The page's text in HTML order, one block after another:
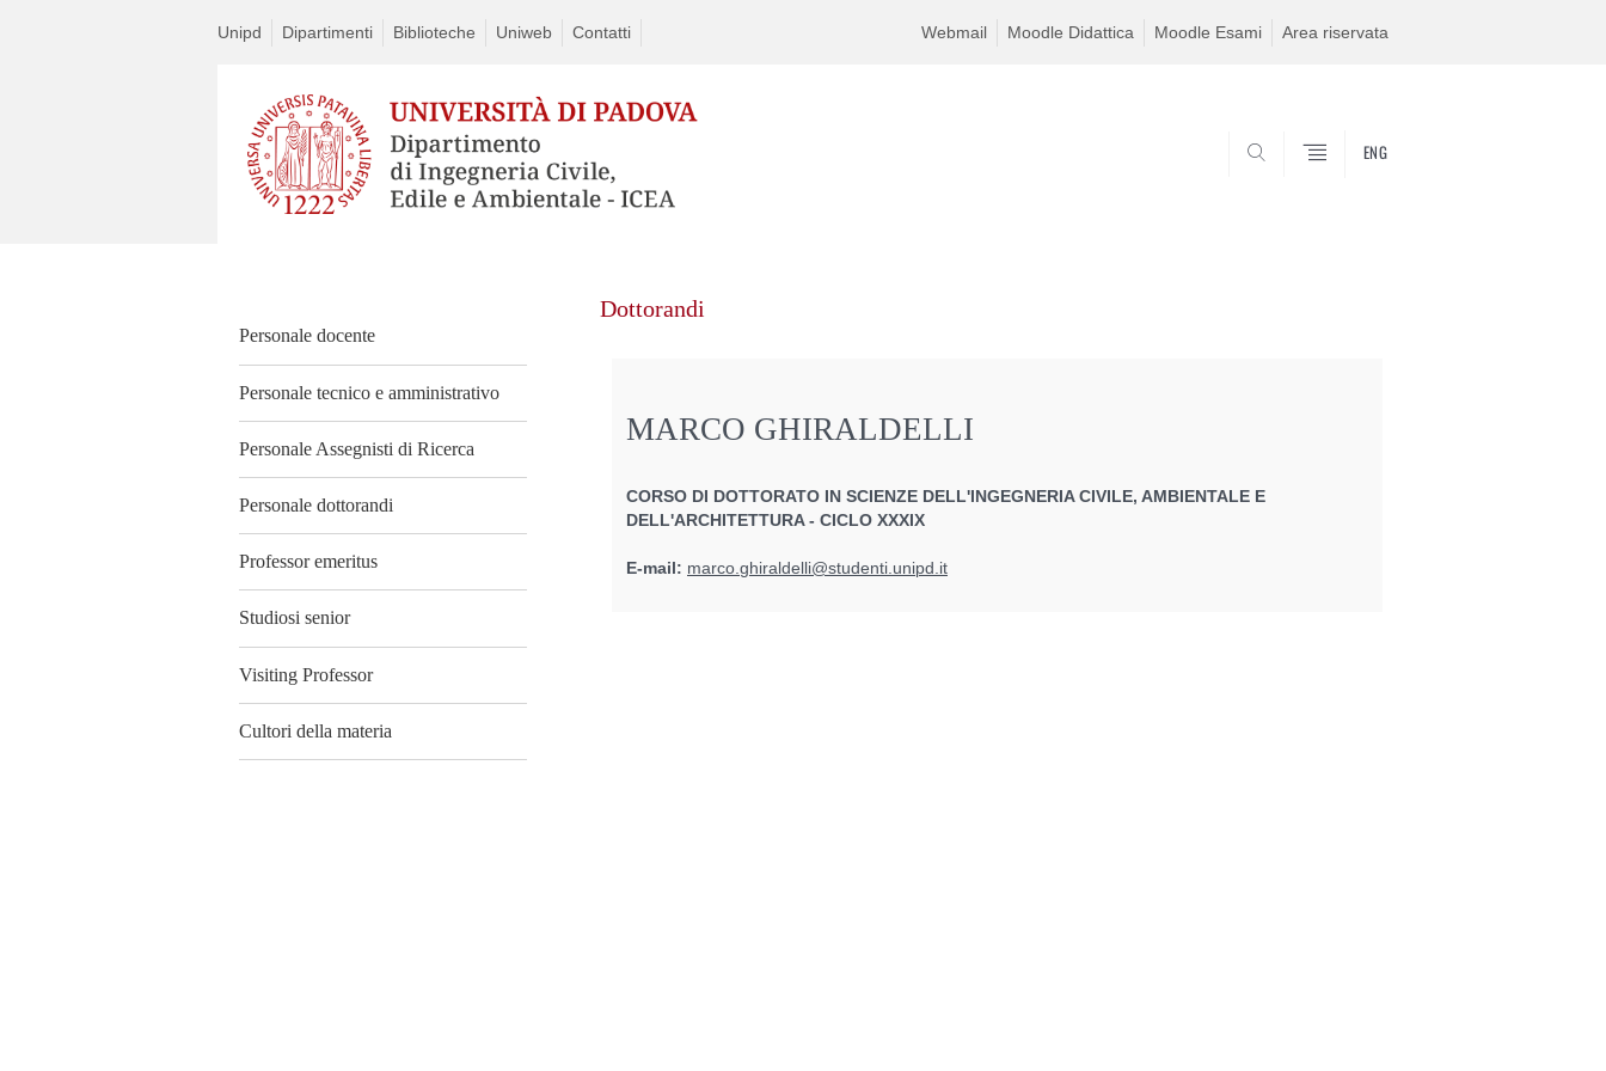
Unipd Dipartimenti Biblioteche Uniweb Contatti Webmail Moodle Didattica Moodle Esami Area riservata
ENG
Personale docente
Personale tecnico e amministrativo
Personale Assegnisti di Ricerca
Personale dottorandi
Professor emeritus
Studiosi senior
Visiting Professor
Cultori della materia
Dottorandi
MARCO GHIRALDELLI
CORSO DI DOTTORATO IN SCIENZE DELL'INGEGNERIA CIVILE, AMBIENTALE E
DELL'ARCHITETTURA - CICLO XXXIX
E-mail: marco.ghiraldelli@studenti.unipd.it